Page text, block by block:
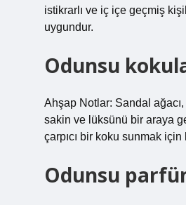
istikrarlı ve iç içe geçmiş
uygundur.
Odunsu
Ahşap Notlar: Sandal
sakin ve lüksünü bir araya
çarpıcı bir koku sunmak
Odunsu